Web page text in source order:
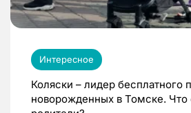
Интересное
Коляски – лидер бесплатного
новорожденных в Томске. Что